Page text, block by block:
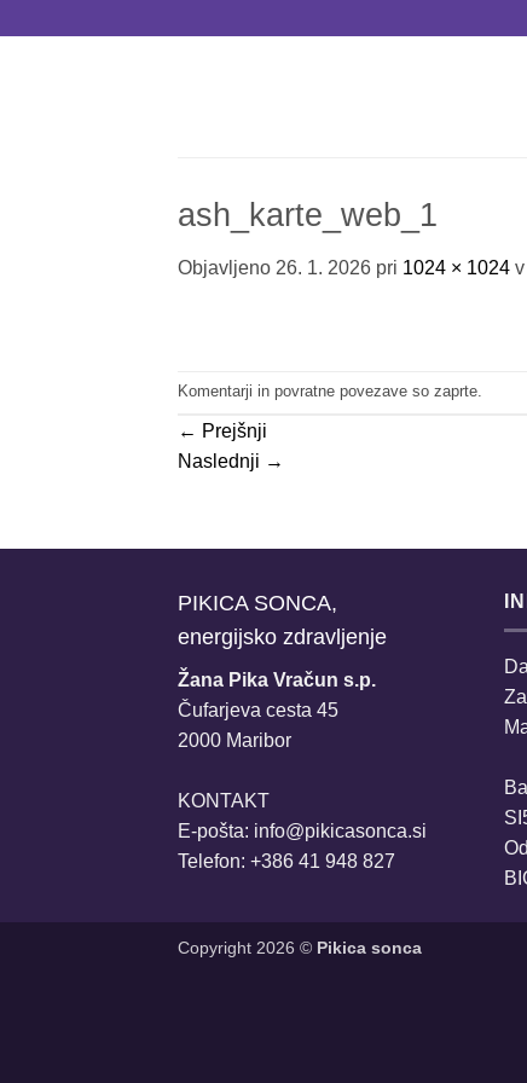
ash_karte_web_1
Objavljeno 26. 1. 2026 pri 1024 × 1024 v
Komentarji in povratne povezave so zaprte.
← Prejšnji
Naslednji →
PIKICA SONCA,
energijsko zdravljenje
Žana Pika Vračun s.p.
Čufarjeva cesta 45
2000 Maribor
KONTAKT
E-pošta: info@pikicasonca.si
Telefon: +386 41 948 827
Copyright 2026 © Pikica sonca